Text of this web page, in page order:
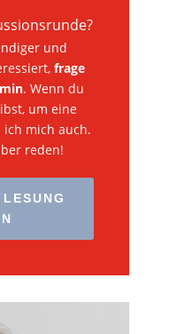
und
frage
. Wenn du
um eine
ich mich auch.
reden!